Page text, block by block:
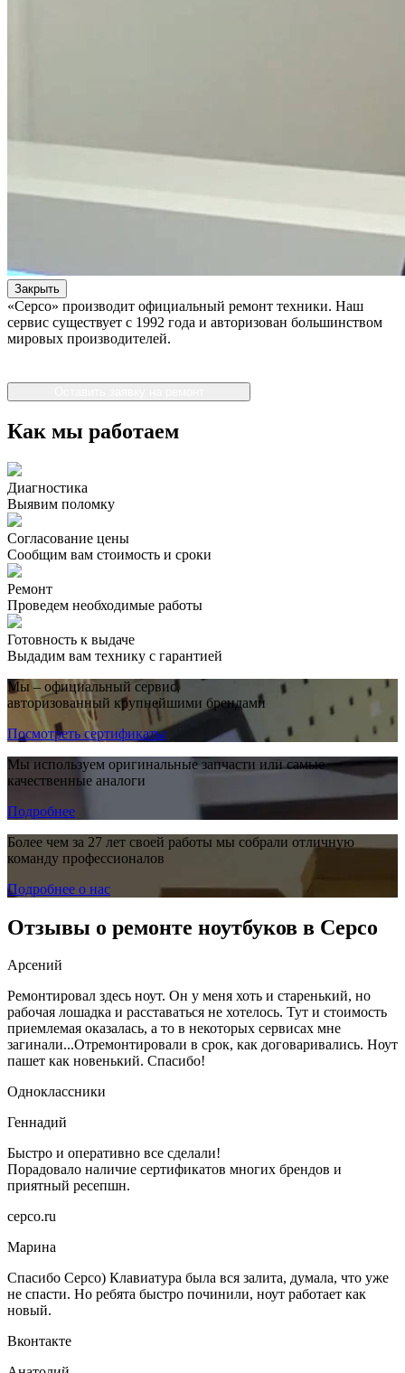
Закрыть
«Серсо» производит официальный ремонт техники. Наш
сервис существует с 1992 года и авторизован большинством
мировых производителей.
Как мы работаем
Диагностика
Выявим поломку
Согласование цены
Сообщим вам стоимость и сроки
Ремонт
Проведем необходимые работы
Готовность к выдаче
Выдадим вам технику с гарантией
Мы – официальный сервис,
авторизованный крупнейшими брендами
Посмотреть сертификаты
Мы используем оригинальные запчасти или самые
качественные аналоги
Подробнее
Более чем за 27 лет своей работы мы собрали отличную
команду профессионалов
Подробнее о нас
Отзывы о ремонте ноутбуков в Серсо
Арсений
Ремонтировал здесь ноут. Он у меня хоть и старенький, но
рабочая лошадка и расставаться не хотелось. Тут и стоимость
приемлемая оказалась, а то в некоторых сервисах мне
загинали...Отремонтировали в срок, как договаривались. Ноут
пашет как новенький. Спасибо!
Одноклассники
Геннадий
Быстро и оперативно все сделали!
Порадовало наличие сертификатов многих брендов и
приятный ресепшн.
серсо.ru
Марина
Спасибо Серсо) Клавиатура была вся залита, думала, что уже
не спасти. Но ребята быстро починили, ноут работает как
новый.
Вконтакте